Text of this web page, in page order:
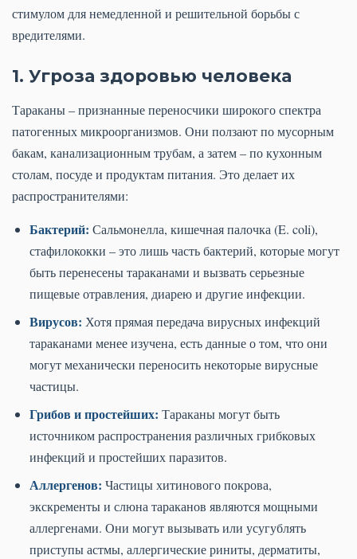
стимулом для немедленной и решительной борьбы с
вредителями.
1. Угроза здоровью человека
Тараканы – признанные переносчики широкого спектра
патогенных микроорганизмов. Они ползают по мусорным
бакам, канализационным трубам, а затем – по кухонным
столам, посуде и продуктам питания. Это делает их
распространителями:
Бактерий: Сальмонелла, кишечная палочка (E. coli),
стафилококки – это лишь часть бактерий, которые могут
быть перенесены тараканами и вызвать серьезные
пищевые отравления, диарею и другие инфекции.
Вирусов: Хотя прямая передача вирусных инфекций
тараканами менее изучена, есть данные о том, что они
могут механически переносить некоторые вирусные
частицы.
Грибов и простейших: Тараканы могут быть
источником распространения различных грибковых
инфекций и простейших паразитов.
Аллергенов: Частицы хитинового покрова,
экскременты и слюна тараканов являются мощными
аллергенами. Они могут вызывать или усугублять
приступы астмы, аллергические риниты, дерматиты,